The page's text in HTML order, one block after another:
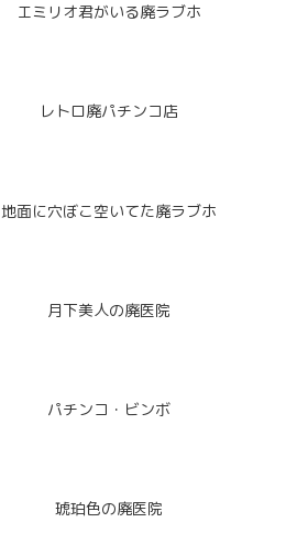
エミリオ君がいる廃ラブホ
レトロ廃パチンコ店
地面に穴ぼこ空いてた廃ラブホ
月下美人の廃医院
パチンコ・ビンボ
琥珀色の廃医院